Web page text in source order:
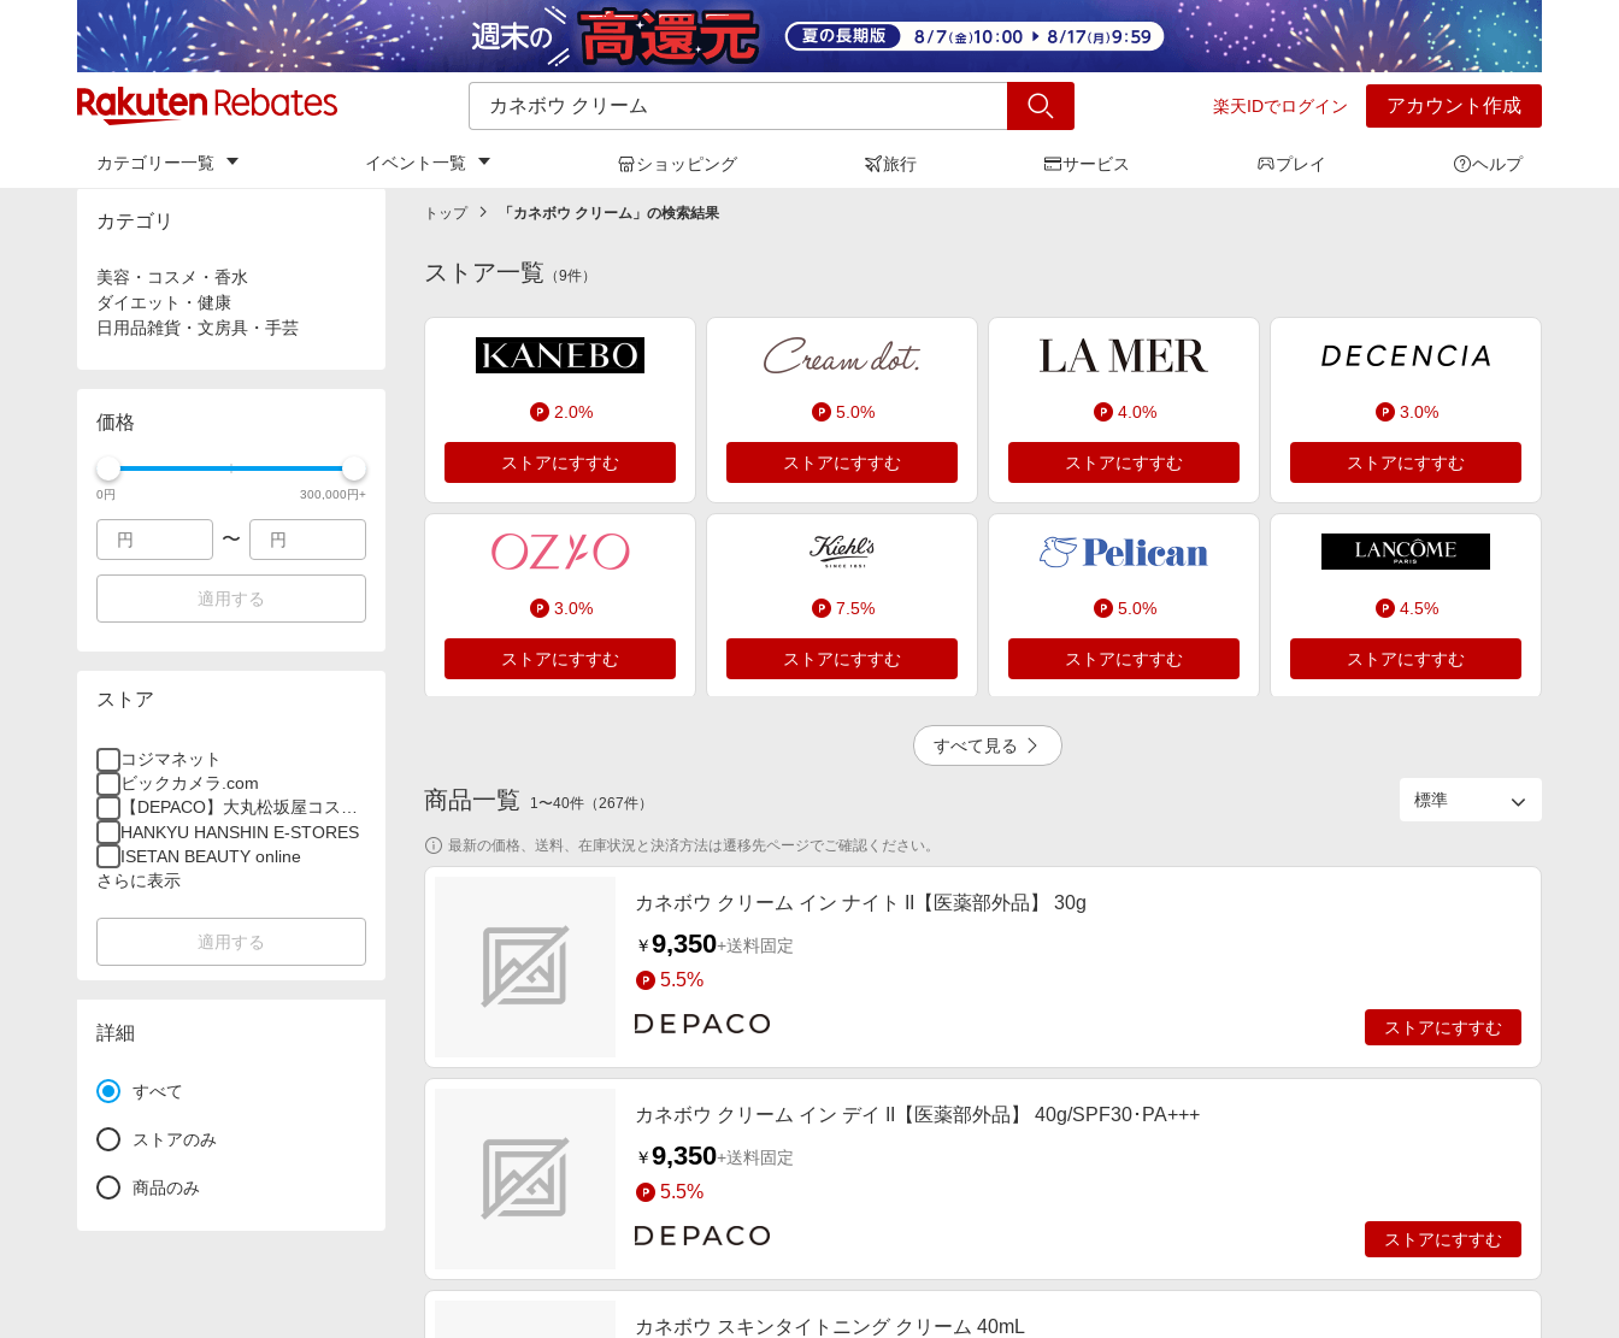
楽天IDでログイン アカウント作成
カテゴリー一覧 イベント一覧 ショッピング 旅行 サービス プレイ ヘルプ
カテゴリ
美容・コスメ・香水
ダイエット・健康
日用品雑貨・文房具・手芸
価格
0円 300,000円+
〜
適用する
ストア
コジマネット
ビックカメラ.com
【DEPACO】大丸松坂屋コスメ
オンラインストア
HANKYU HANSHIN E-STORES
ISETAN BEAUTY online
さらに表示
適用する
詳細
すべて
ストアのみ
商品のみ
トップ 「 カネボウ クリーム 」の検索結果
ストア一覧 （9件）
2.0%
ストアにすすむ
5.0%
ストアにすすむ
4.0%
ストアにすすむ
3.0%
ストアにすすむ
3.0%
ストアにすすむ
7.5%
ストアにすすむ
5.0%
ストアにすすむ
4.5%
ストアにすすむ
4.0%
ストアにすすむ
すべて見る
商品一覧 1〜40件 （267件）
最新の価格、送料、在庫状況と決済方法は遷移先ページでご確認ください。
カネボウ クリーム イン ナイト II【医薬部外品】 30g
￥9,350+送料固定
5.5%
ストアにすすむ
カネボウ クリーム イン デイ II【医薬部外品】 40g/SPF30･PA+++
￥9,350+送料固定
5.5%
ストアにすすむ
カネボウ スキンタイトニング クリーム 40mL